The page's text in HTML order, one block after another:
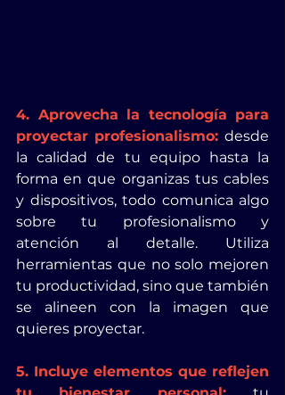
4. Aprovecha la tecnología para
proyectar profesionalismo: desde
la calidad de tu equipo hasta la
forma en que organizas tus cables
y dispositivos, todo comunica algo
sobre tu profesionalismo y
atención al detalle. Utiliza
herramientas que no solo mejoren
tu productividad, sino que también
se alineen con la imagen que
quieres proyectar.
5. Incluye elementos que reflejen